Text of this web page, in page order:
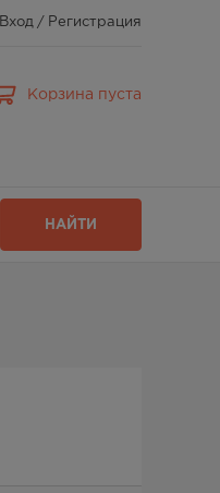
Вход / Регистрация
Корзина пуста
НАЙТИ